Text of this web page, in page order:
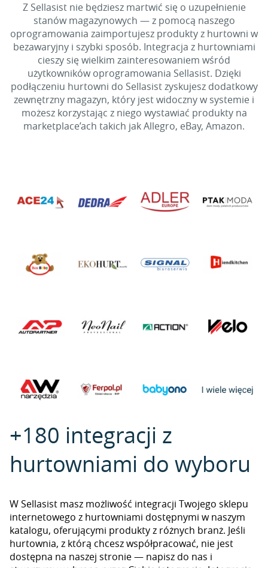
Z Sellasist nie będziesz martwić się o uzupełnienie
stanów magazynowych — z pomocą naszego
oprogramowania zaimportujesz produkty z hurtowni w
bezawaryjny i szybki sposób. Integracja z hurtowniami
cieszy się wielkim zainteresowaniem wśród
użytkowników oprogramowania Sellasist. Dzięki
podłączeniu hurtowni do Sellasist zyskujesz dodatkowy
zewnętrzny magazyn, który jest widoczny w systemie i
możesz korzystając z niego wystawiać produkty na
marketplace’ach takich jak Allegro, eBay, Amazon.
+180 integracji z
hurtowniami do wyboru
W Sellasist masz możliwość integracji Twojego sklepu
internetowego z hurtowniami dostępnymi w naszym
katalogu, oferującymi produkty z różnych branż. Jeśli
hurtownia, z którą chcesz współpracować, nie jest
dostępna na naszej stronie — napisz do nas i